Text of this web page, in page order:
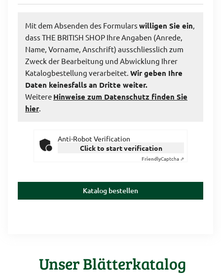
Adresse
Mit dem Absenden des Formulars willigen Sie ein,
dass THE BRITISH SHOP Ihre Angaben (Anrede,
Name, Vorname, Anschrift) ausschliesslich zum
Zweck der Bearbeitung und Abwicklung Ihrer
Katalogbestellung verarbeitet. Wir geben Ihre
Daten keinesfalls an Dritte weiter.
Weitere Hinweise zum Datenschutz finden Sie
hier.
Anti-Robot Verification
Click to start verification
FriendlyCaptcha ⇗
Katalog bestellen
Unser Blätterkatalog